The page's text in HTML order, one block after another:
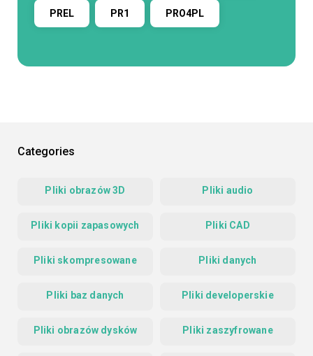
PREL PR1 PRO4PL
Categories
Pliki obrazów 3D Pliki audio
Pliki kopii zapasowych Pliki CAD
Pliki skompresowane Pliki danych
Pliki baz danych Pliki developerskie
Pliki obrazów dysków Pliki zaszyfrowane